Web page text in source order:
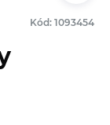
Kód: 1093454